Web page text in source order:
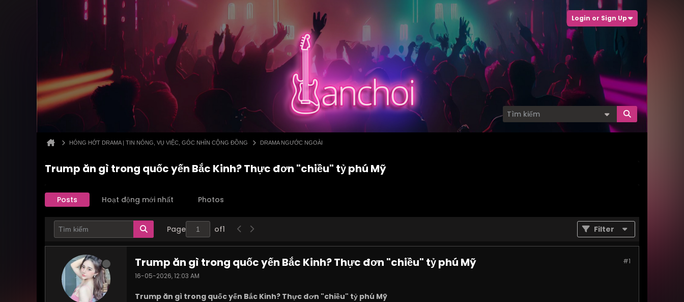
Login or Sign Up
HÓNG HỚT DRAMA | TIN NÓNG, VỤ VIỆC, GÓC NHÌN CỘNG ĐỒNG DRAMA NGƯỚC NGOÀI
Trump ăn gì trong quốc yến Bắc Kinh? Thực đơn "chiều" tỷ phú Mỹ
Posts Hoạt động mới nhất Photos
Page of1 Filter
#1
Trump ăn gì trong quốc yến Bắc Kinh? Thực đơn "chiều" tỷ phú Mỹ
16-05-2026, 12:03 AM
Trump ăn gì trong quốc yến Bắc Kinh? Thực đơn "chiều" tỷ phú Mỹ